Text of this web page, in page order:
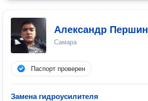
Александр Першин
Самара
Паспорт проверен
Замена гидроусилителя